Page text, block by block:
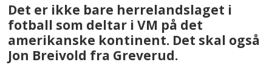
Det er ikke bare herrelandslaget i
fotball som deltar i VM på det
amerikanske kontinent. Det skal også
Jon Breivold fra Greverud.